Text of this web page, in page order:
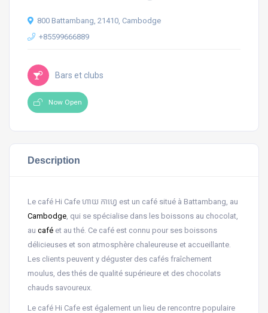
800 Battambang, 21410, Cambodge
+85599666889
Bars et clubs
Now Open
Description
Le café Hi Cafe ហាយ កាហ្វេ est un café situé à Battambang, au
Cambodge, qui se spécialise dans les boissons au chocolat,
au café et au thé. Ce café est connu pour ses boissons
délicieuses et son atmosphère chaleureuse et accueillante.
Les clients peuvent y déguster des cafés fraîchement
moulus, des thés de qualité supérieure et des chocolats
chauds savoureux.
Le café Hi Cafe est également un lieu de rencontre populaire